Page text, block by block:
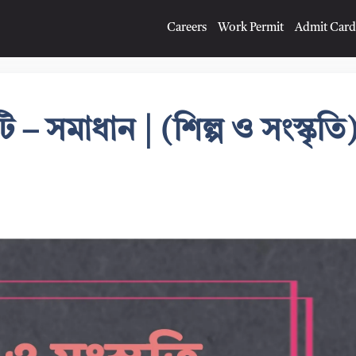
Careers Work Permit Admit Card
– সমাধান | (শিল্প ও